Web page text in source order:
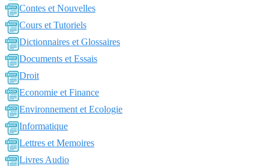
Contes et Nouvelles
Cours et Tutoriels
Dictionnaires et Glossaires
Documents et Essais
Droit
Economie et Finance
Environnement et Ecologie
Informatique
Lettres et Memoires
Livres Audio